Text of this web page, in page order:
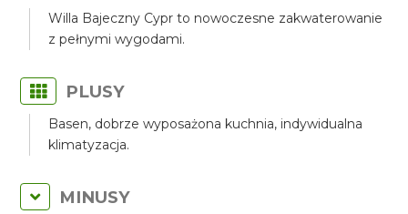
Willa Bajeczny Cypr to nowoczesne zakwaterowanie
z pełnymi wygodami.
PLUSY
Basen, dobrze wyposażona kuchnia, indywidualna
klimatyzacja.
MINUSY